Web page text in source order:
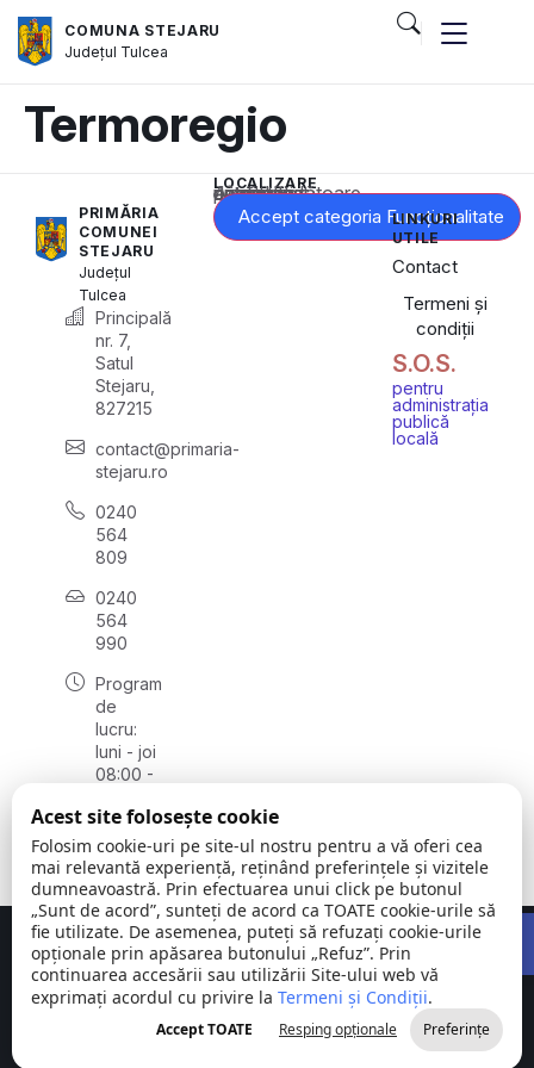
COMUNA STEJARU
Județul Tulcea
Termoregio
PRIMĂRIA
COMUNEI
STEJARU
Județul
Tulcea
Principală
nr. 7,
Satul
Stejaru,
827215
contact@primaria-
stejaru.ro
0240
564
809
0240
564
990
Program
de
lucru:
luni - joi
08:00 -
vineri
08:00 -
14:00
LOCALIZARE
Acest conținut este blocat până când acceptați categoria corespunzătoare de cookie-uri.
Accept categoria Funcționalitate
LINKURI
UTILE
Contact
Termeni și
condiții
S.O.S.
pentru
administrația
publică
locală
Comuna
Stejaru |
județul Tulcea
©
2026
Toate
drepturile
rezervate
Concept realizat deBig Media Relații Publice SRL
Acest site folosește cookie
Folosim cookie-uri pe site-ul nostru pentru a vă oferi cea
mai relevantă experiență, reținând preferințele și vizitele
dumneavoastră. Prin efectuarea unui click pe butonul
„Sunt de acord”, sunteți de acord ca TOATE cookie-urile să
fie utilizate. De asemenea, puteți să refuzați cookie-urile
opționale prin apăsarea butonului „Refuz”. Prin
continuarea accesării sau utilizării Site-ului web vă
exprimați acordul cu privire la Termeni și Condiții.
Accept TOATE Resping opționale Preferințe